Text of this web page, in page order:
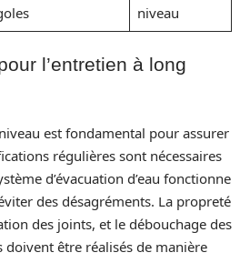
niveau
l’entretien à long
est fondamental pour assurer
régulières sont nécessaires
d’évacuation d’eau fonctionne
des désagréments. La propreté
des joints, et le débouchage des
être réalisés de manière